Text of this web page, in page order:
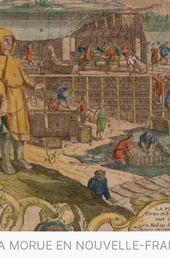
MORUE EN NOUVELLE-